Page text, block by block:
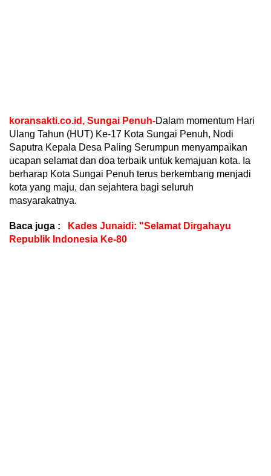
koransakti.co.id, Sungai Penuh-Dalam momentum Hari
Ulang Tahun (HUT) Ke-17 Kota Sungai Penuh, Nodi
Saputra Kepala Desa Paling Serumpun menyampaikan
ucapan selamat dan doa terbaik untuk kemajuan kota. Ia
berharap Kota Sungai Penuh terus berkembang menjadi
kota yang maju, dan sejahtera bagi seluruh
masyarakatnya.
Baca juga :
Kades Junaidi: "Selamat Dirgahayu
Republik Indonesia Ke-80